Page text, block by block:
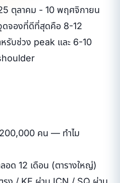
ตุลาคม - 10 พฤศจิกายน
จองที่ดีที่สุดคือ 8-12
รับช่วง peak และ 6-10
คน — ทำไม
อด 12 เดือน (ตารางใหญ่)